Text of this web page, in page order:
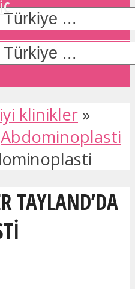
klinikler »
Abdominoplasti
TAYLAND’DA